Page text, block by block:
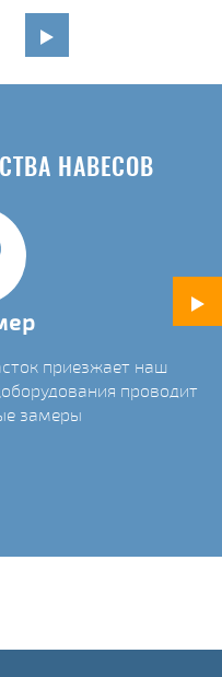
НАВЕСОВ
приезжает наш
проводит
замеры